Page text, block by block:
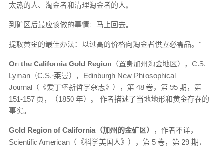
太热的人、淘金者和清理淘金者的人。
到矿区后最应该做的事情：马上回去。
提取黄金的最佳办法：以过高的价格向淘金者供应必需品。”
On the California Gold Region （置身加州淘金地区），C.S.
Lyman（C.S.·莱曼），Edinburgh New Philosophical
Journal（《爱丁堡新哲学杂志》），第 48 卷，第 95 期，第
151-157 页，（1850 年）。 作者描述了当地地形和黄金存在的
事实。
Gold Region of California（加州的金矿区）
，作者不详，
Scientific American（《科学美国人》），第 5 卷，第 29 期，